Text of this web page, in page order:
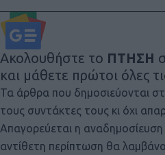
Ακολουθήστε το ΠΤΗΣΗ
και μάθετε πρώτοι όλες
Τα άρθρα που δημοσιεύονται
τους συντάκτες τους κι όχι
Απαγορεύεται η αναδημοσίευση
αντίθετη περίπτωση θα